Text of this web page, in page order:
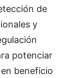
de
y
potenciar
beneficio